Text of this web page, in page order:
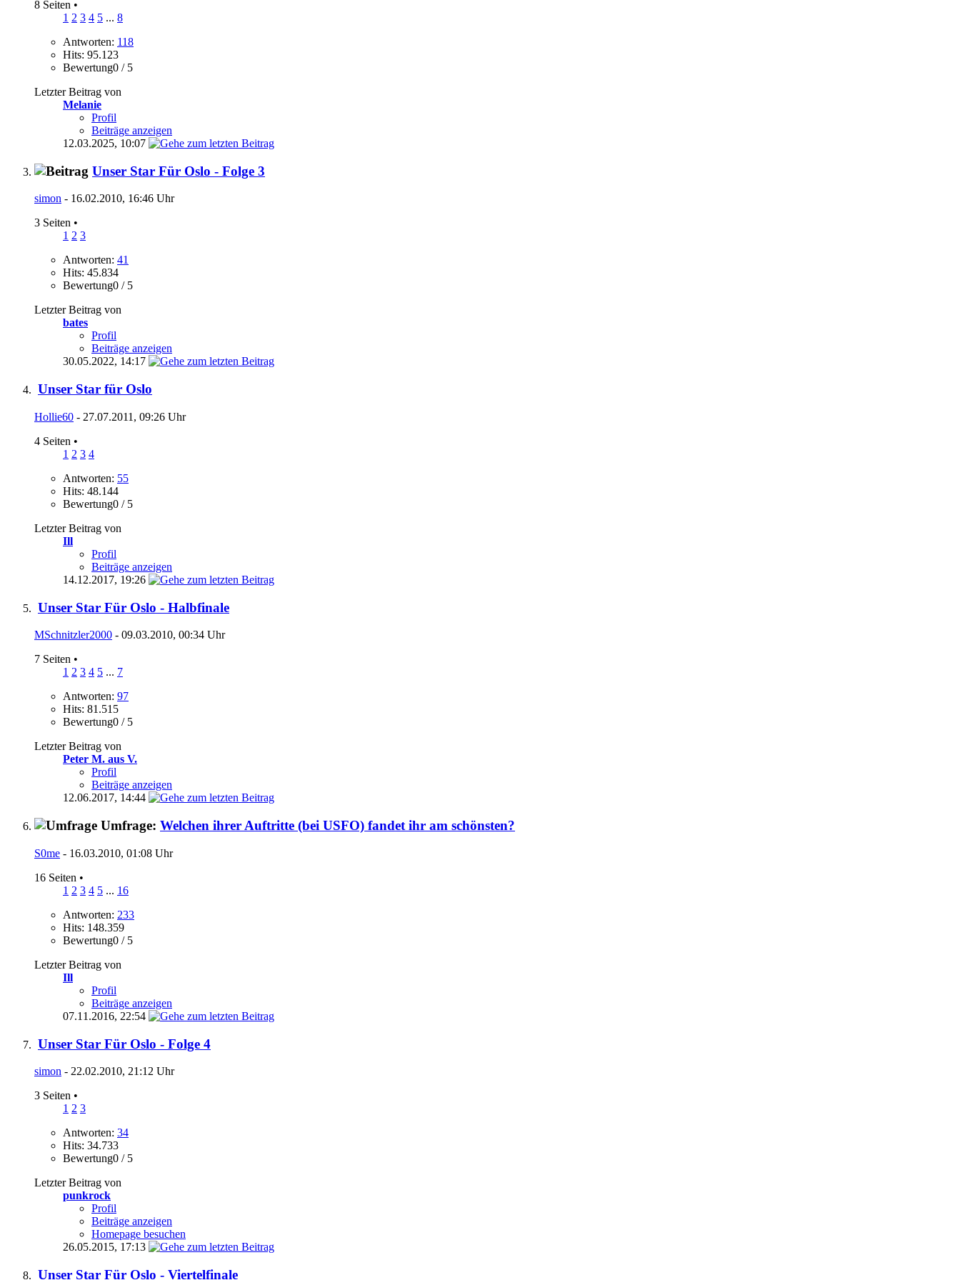
8 Seiten •
1 2 3 4 5 ... 8
Antworten: 118
Hits: 95.123
Bewertung0 / 5
Letzter Beitrag von
Melanie
Profil
Beiträge anzeigen
12.03.2025, 10:07
Unser Star Für Oslo - Folge 3
simon - 16.02.2010, 16:46 Uhr
3 Seiten •
1 2 3
Antworten: 41
Hits: 45.834
Bewertung0 / 5
Letzter Beitrag von
bates
Profil
Beiträge anzeigen
30.05.2022, 14:17
Unser Star für Oslo
Hollie60 - 27.07.2011, 09:26 Uhr
4 Seiten •
1 2 3 4
Antworten: 55
Hits: 48.144
Bewertung0 / 5
Letzter Beitrag von
Ill
Profil
Beiträge anzeigen
14.12.2017, 19:26
Unser Star Für Oslo - Halbfinale
MSchnitzler2000 - 09.03.2010, 00:34 Uhr
7 Seiten •
1 2 3 4 5 ... 7
Antworten: 97
Hits: 81.515
Bewertung0 / 5
Letzter Beitrag von
Peter M. aus V.
Profil
Beiträge anzeigen
12.06.2017, 14:44
Umfrage: Welchen ihrer Auftritte (bei USFO) fandet ihr am schönsten?
S0me - 16.03.2010, 01:08 Uhr
16 Seiten •
1 2 3 4 5 ... 16
Antworten: 233
Hits: 148.359
Bewertung0 / 5
Letzter Beitrag von
Ill
Profil
Beiträge anzeigen
07.11.2016, 22:54
Unser Star Für Oslo - Folge 4
simon - 22.02.2010, 21:12 Uhr
3 Seiten •
1 2 3
Antworten: 34
Hits: 34.733
Bewertung0 / 5
Letzter Beitrag von
punkrock
Profil
Beiträge anzeigen
Homepage besuchen
26.05.2015, 17:13
Unser Star Für Oslo - Viertelfinale